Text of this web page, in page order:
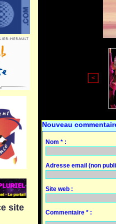
site
<
Nouveau
Nom * :
Adresse email (non
Site web :
Commentaire * :